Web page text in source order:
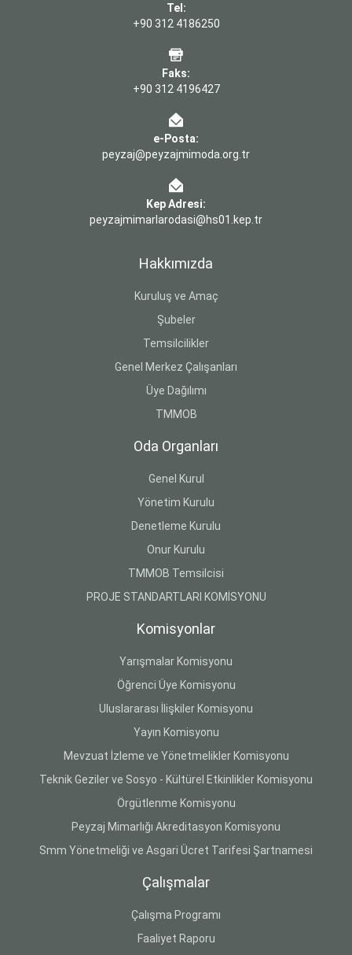
Tel:
+90 312 4186250
Faks:
+90 312 4196427
e-Posta:
peyzaj@peyzajmimoda.org.tr
Kep Adresi:
peyzajmimarlarodasi@hs01.kep.tr
Hakkımızda
Kuruluş ve Amaç
Şubeler
Temsilcilikler
Genel Merkez Çalışanları
Üye Dağılımı
TMMOB
Oda Organları
Genel Kurul
Yönetim Kurulu
Denetleme Kurulu
Onur Kurulu
TMMOB Temsilcisi
PROJE STANDARTLARI KOMİSYONU
Komisyonlar
Yarışmalar Komisyonu
Öğrenci Üye Komisyonu
Uluslararası İlişkiler Komisyonu
Yayın Komisyonu
Mevzuat İzleme ve Yönetmelikler Komisyonu
Teknik Geziler ve Sosyo - Kültürel Etkinlikler Komisyonu
Örgütlenme Komisyonu
Peyzaj Mimarlığı Akreditasyon Komisyonu
Smm Yönetmeliği ve Asgari Ücret Tarifesi Şartnamesi
Çalışmalar
Çalışma Programı
Faaliyet Raporu